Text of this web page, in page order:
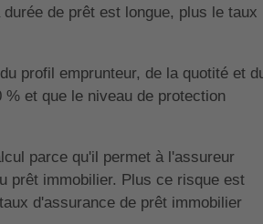
de prêt est longue, plus le taux
profil emprunteur, de la quotité et
et que le niveau de protection
parce qu'il permet à l'assureur
prêt immobilier. Plus ce risque est
d'assurance de prêt immobilier